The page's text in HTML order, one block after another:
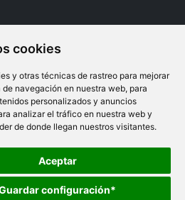
cookies
y otras técnicas de rastreo para mejorar
navegación en nuestra web, para
personalizados y anuncios
analizar el tráfico en nuestra web y
de donde llegan nuestros visitantes.
Aceptar
configuración*